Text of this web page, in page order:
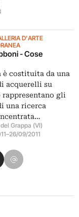
D'ARTE
- Cose
è costituita da una
acquerelli su
rappresentano gli
una ricerca
Grappa (VI)
–26/09/2011
su Pinterest
su WhatsApp
Condividi su Email